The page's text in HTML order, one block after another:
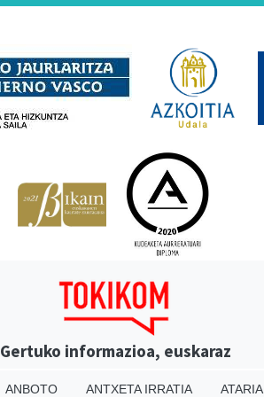
Gertuko informazioa, euskaraz
ANBOTO ANTXETA IRRATIA ATARIA